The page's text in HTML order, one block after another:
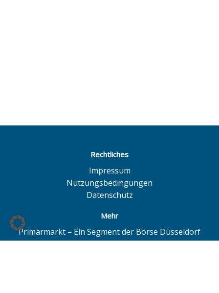
Rechtliches
Impressum
Nutzungsbedingungen
Datenschutz
Mehr
Primärmarkt – Ein Segment der Börse Düsseldorf
Quotrix – Ein System der Börse Düsseldorf